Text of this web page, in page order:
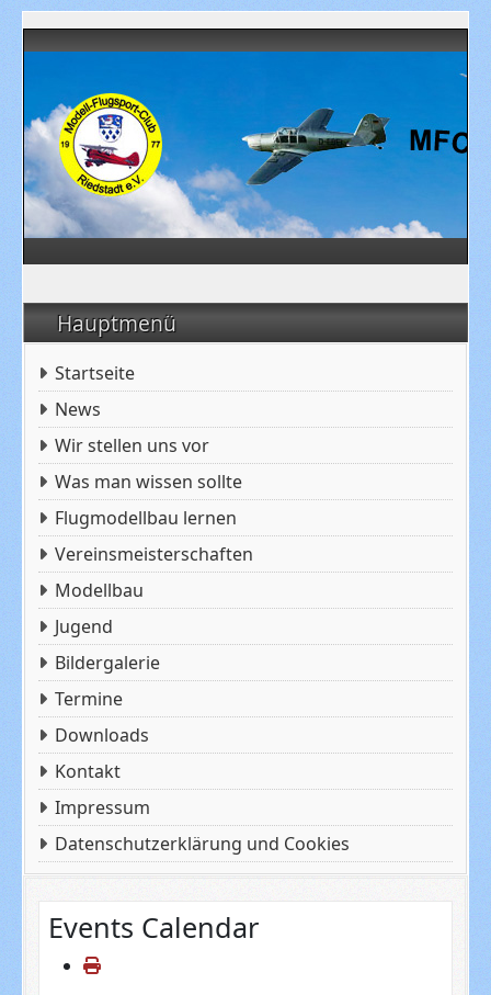
Hauptmenü
Startseite
News
Wir stellen uns vor
Was man wissen sollte
Flugmodellbau lernen
Vereinsmeisterschaften
Modellbau
Jugend
Bildergalerie
Termine
Downloads
Kontakt
Impressum
Datenschutzerklärung und Cookies
Events Calendar